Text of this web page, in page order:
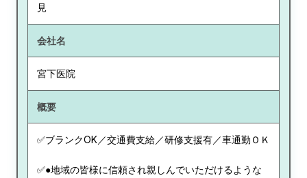
見
会社名
宮下医院
概要
✅ブランクOK／交通費支給／研修支援有／車通勤ＯＫ
✅●地域の皆様に信頼され親しんでいただけるような